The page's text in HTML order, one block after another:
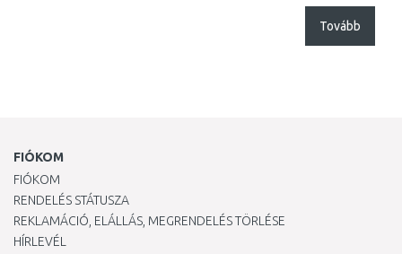
Tovább
FIÓKOM
FIÓKOM
RENDELÉS STÁTUSZA
REKLAMÁCIÓ, ELÁLLÁS, MEGRENDELÉS TÖRLÉSE
HÍRLEVÉL